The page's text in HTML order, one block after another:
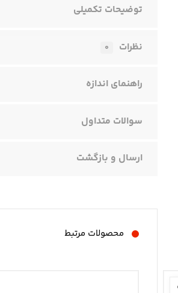
توضیحات تکمیلی
نظرات ۰
راهنمای اندازه
سوالات متداول
ارسال و بازگشت
محصولات مرتبط